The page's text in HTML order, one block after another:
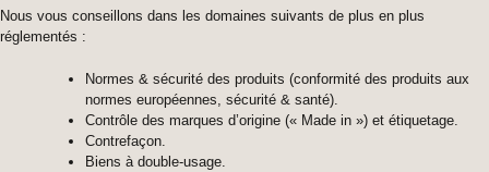
Nous vous conseillons dans les domaines suivants de plus en plus
réglementés :
Normes & sécurité des produits (conformité des produits aux
normes européennes, sécurité & santé).
Contrôle des marques d’origine (« Made in ») et étiquetage.
Contrefaçon.
Biens à double-usage.